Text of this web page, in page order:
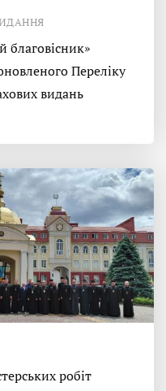
благовісник»
Переліку
видань
робіт